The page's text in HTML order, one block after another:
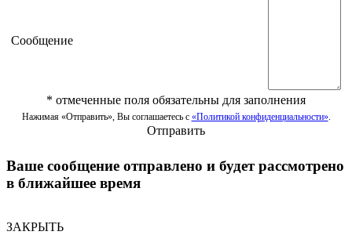
Сообщение
* отмеченные поля обязательны для заполнения
Нажимая «Отправить», Вы соглашаетесь с «Политикой конфиденциальности».
Отправить
Ваше сообщение отправлено и будет рассмотрено
в ближайшее время
ЗАКРЫТЬ